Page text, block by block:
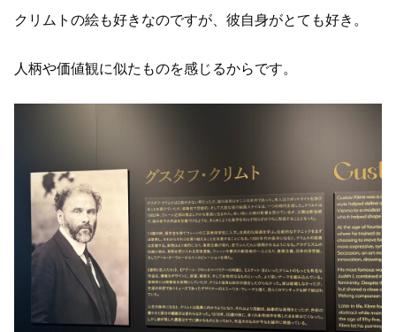
クリムトの絵も好きなのですが、彼自身がとても好き。
人柄や価値観に似たものを感じるからです。